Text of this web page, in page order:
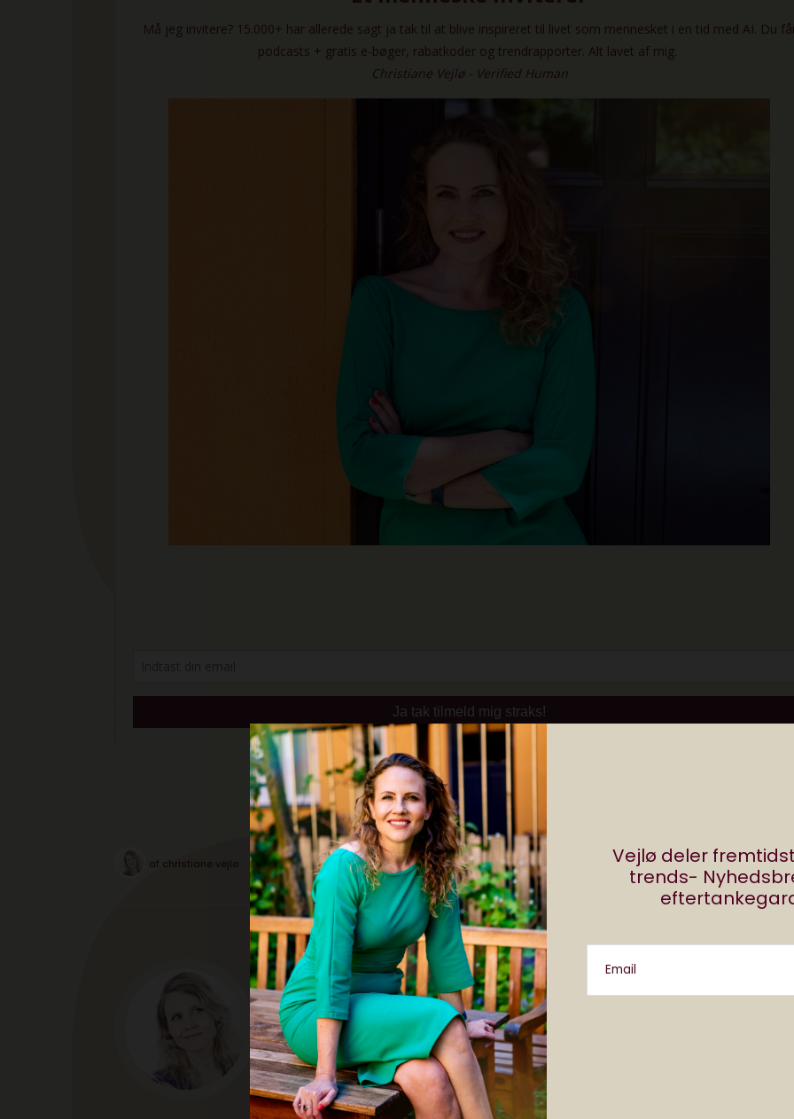
Vejlø deler
trends-
Email
Del
af christiane vejlø 0 comments
Christiane Vejlø
Christiane er direktør for Elektronista Media og en af Danmarks
eksperter i digital kultur, digitalt content og forholdet mellem
mennesker og teknologi. Christiane holder foredrag og rådgiver om
digitale trends i ind- og udland. Hun har en kandidatgrad i
religionsvidenskab og medievidenskab og så sidder Christiane i
dataetisk råd. Følg @christianevejlo på Twitter og på Instagram.